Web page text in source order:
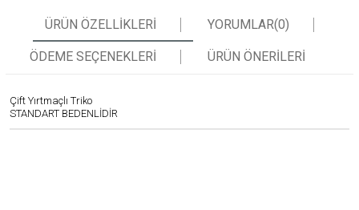
ÜRÜN ÖZELLIKLERI YORUMLAR(0)
ÖDEME SEÇENEKLERI ÜRÜN ÖNERILERI
Çift Yırtmaçlı Triko
STANDART BEDENLİDİR